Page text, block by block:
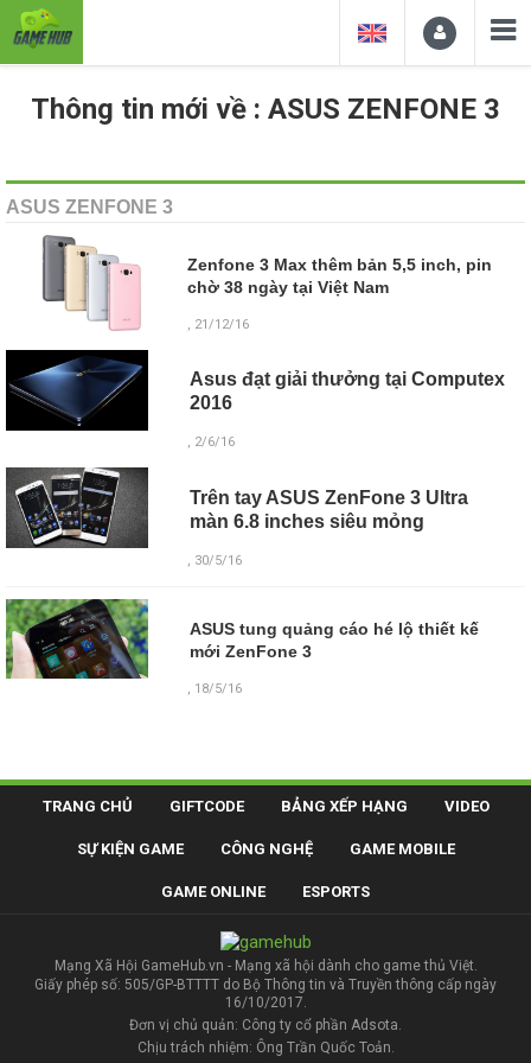
Thông tin mới về : ASUS ZENFONE 3
ASUS ZENFONE 3
Zenfone 3 Max thêm bản 5,5 inch, pin
chờ 38 ngày tại Việt Nam
, 21/12/16
Asus đạt giải thưởng tại Computex
2016
, 2/6/16
Trên tay ASUS ZenFone 3 Ultra
màn 6.8 inches siêu mỏng
, 30/5/16
ASUS tung quảng cáo hé lộ thiết kế
mới ZenFone 3
, 18/5/16
TRANG CHỦ GIFTCODE BẢNG XẾP HẠNG VIDEO
SỰ KIỆN GAME CÔNG NGHỆ GAME MOBILE
GAME ONLINE ESPORTS
Mạng Xã Hội GameHub.vn - Mạng xã hội dành cho game thủ Việt.
Giấy phép số: 505/GP-BTTTT do Bộ Thông tin và Truyền thông cấp ngày
16/10/2017.
Đơn vị chủ quản: Công ty cổ phần Adsota.
Chịu trách nhiệm: Ông Trần Quốc Toản.